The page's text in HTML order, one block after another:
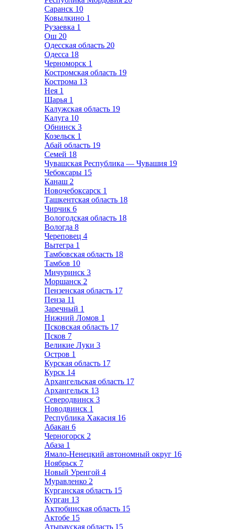
Саранск 10
Ковылкино 1
Рузаевка 1
Ош 20
Одесская область 20
Одесса 18
Черноморск 1
Костромская область 19
Кострома 13
Нея 1
Шарья 1
Калужская область 19
Калуга 10
Обнинск 3
Козельск 1
Абай область 19
Семей 18
Чувашская Республика — Чувашия 19
Чебоксары 15
Канаш 2
Новочебоксарск 1
Ташкентская область 18
Чирчик 6
Вологодская область 18
Вологда 8
Череповец 4
Вытегра 1
Тамбовская область 18
Тамбов 10
Мичуринск 3
Моршанск 2
Пензенская область 17
Пенза 11
Заречный 1
Нижний Ломов 1
Псковская область 17
Псков 7
Великие Луки 3
Остров 1
Курская область 17
Курск 14
Архангельская область 17
Архангельск 13
Северодвинск 3
Новодвинск 1
Республика Хакасия 16
Абакан 6
Черногорск 2
Абаза 1
Ямало-Ненецкий автономный округ 16
Ноябрьск 7
Новый Уренгой 4
Муравленко 2
Курганская область 15
Курган 13
Актюбинская область 15
Актобе 15
Атырауская область 15